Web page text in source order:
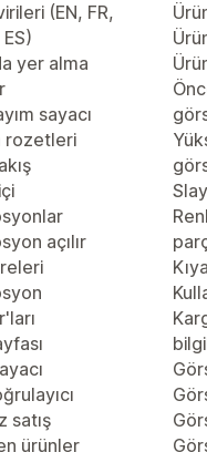
(EN, FR,
yer alma
sayacı
rozetleri
açılır
satış
ürünler